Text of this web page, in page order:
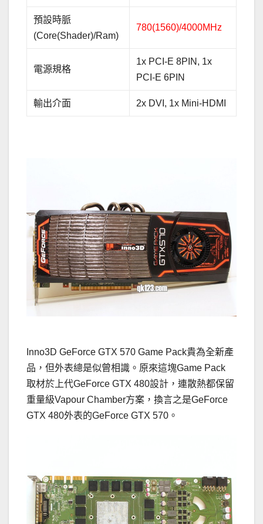
預設時脈
(Core(Shader)/Ram)
780(1560)/4000MHz
電源規格
1x PCI-E 8PIN, 1x
PCI-E 6PIN
輸出介面 2x DVI, 1x Mini-HDMI
Inno3D GeForce GTX 570 Game Pack貴為全新產
品，但外表總是似曾相識。原來這塊Game Pack
取材於上代GeForce GTX 480設計，連散熱都保留
重量級Vapour Chamber方案，換言之是GeForce
GTX 480外表的GeForce GTX 570。